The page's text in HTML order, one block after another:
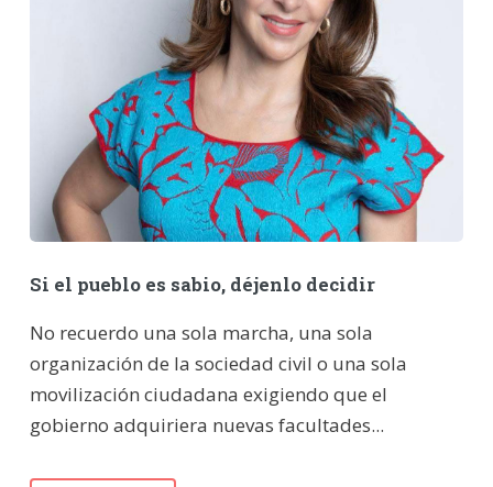
Si el pueblo es sabio, déjenlo decidir
No recuerdo una sola marcha, una sola
organización de la sociedad civil o una sola
movilización ciudadana exigiendo que el
gobierno adquiriera nuevas facultades...